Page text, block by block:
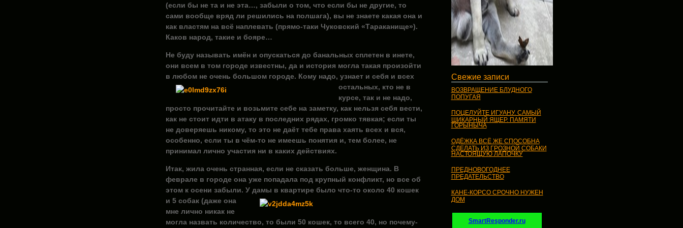
(если бы не та и не эта…, забыли о том, что если бы не другие, то
сами вообще вряд ли решились на полшага), вы не знаете какая она и
как властям на всё наплевать (прямо-таки Чуковский «Тараканище»).
Каков народ, такие и бояре…
Не буду называть имён и опускаться до банальных сплетен в инете,
они всем в том городе известны, да и история могла такая произойти
в любом не очень большом городе. Кому надо, узнает и себя и всех
остальных, кто не в
курсе, так и не надо,
просто прочитайте и возьмите себе на заметку, как нельзя себя вести,
как не стоит идти в атаку в последних рядах, громко тявкая; если ты
не доверяешь никому, то это не даёт тебе права хаять всех и вся,
особенно, если ты в чём-то не имеешь понятия и, тем более, не
принимал лично участия ни в каких действиях.
Итак, жила очень странная, если не сказать больше, женщина. В
феврале в городе она уже попадала под крупный конфликт, но все об
этом к осени забыли. У дамы в квартире было что-то около 40 кошек
и 5 собак (даже она
мне лично никак не
могла назвать количество, то были 50 кошек, то всего 40, но почему-
Свежие записи
ВОЗВРАЩЕНИЕ БЛУДНОГО
ПОПУГАЯ
ПОЦЕЛУЙТЕ ИГУАНУ. САМЫЙ
ШИКАРНЫЙ ЯЩЕР. ПАМЯТИ
ГОРЫНЫЧА
ОДЁЖКА ВСЁ ЖЕ СПОСОБНА
СДЕЛАТЬ ИЗ ГРОЗНОЙ СОБАКИ
НАСТОЯЩУЮ ЛАПОЧКУ
ПРЕДНОВОГОДНЕЕ
ПРЕДАТЕЛЬСТВО
КАНЕ-КОРСО СРОЧНО НУЖЕН
ДОМ
SmartResponder.ru